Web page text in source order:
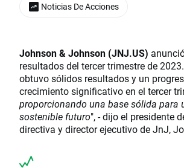
Johnson & Johnson (JNJ.US)
resultados del tercer trimestre de
obtuvo sólidos resultados y un
crecimiento significativo en el tercer
proporcionando una base sólida para
sostenible futuro", - dijo el presidente
directiva y director ejecutivo de JnJ,
Noticias De Acciones